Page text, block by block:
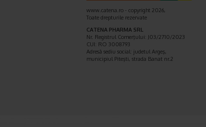
www.catena.ro - copyright 2026,
Toate drepturile rezervate
CATENA PHARMA SRL
Nr. Registrul Comerţului: J03/2710/2023
CUI: RO 3008793
Adresă sediu social: judetul Argeş,
municipiul Piteşti, strada Banat nr.2